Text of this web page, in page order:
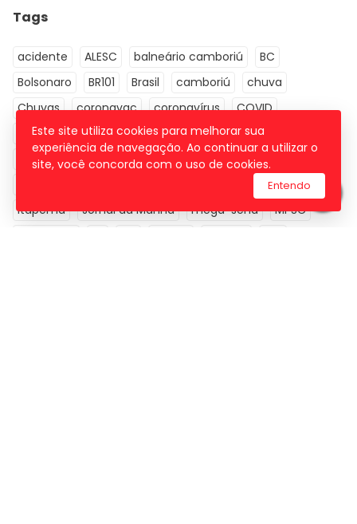
Tags
acidente ALESC balneário camboriú
BC
Bolsonaro
BR101 Brasil camboriú
chuva
Chuvas
coronavac coronavírus
COVID
covid-19
covid19 crime defesa civil
economia
Educação Eleições 2022
Esporte
itajaí
Itapema
Jornal da Manhã mega-sena
MPSC
Este site utiliza cookies para melhorar sua
experiência de navegação. Ao continuar a utilizar o
site, você concorda com o uso de cookies.
Entendo